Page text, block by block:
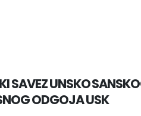
SAVEZ UNSKO
ODGOJA USK